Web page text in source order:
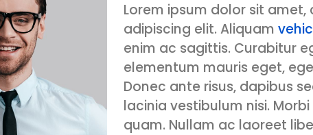
Lorem ipsum dolor sit
adipiscing elit. Aliquam
enim ac sagittis. Curabitur
elementum mauris eget,
Donec ante risus, dapibus
lacinia vestibulum nisi.
quam. Nullam ac laoreet